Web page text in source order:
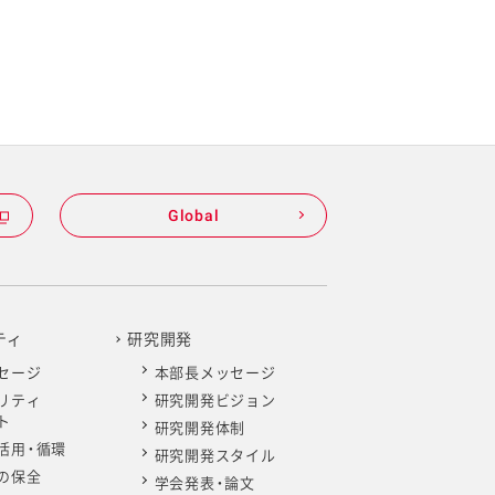
Global
ィ
ージ
ティ
用・循環
保全
研究開発
本部長メッセージ
研究開発ビジョン
研究開発体制
研究開発スタイル
学会発表・論文